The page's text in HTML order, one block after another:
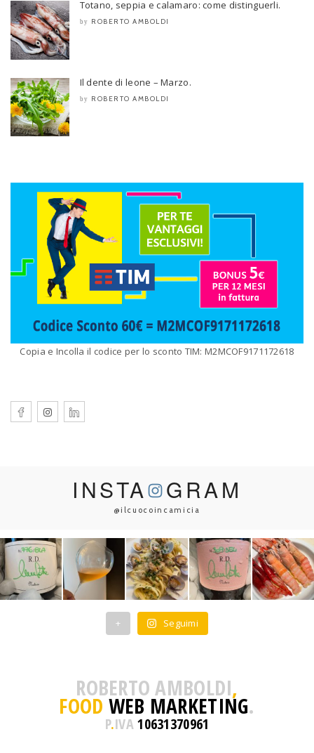
Totano, seppia e calamaro: come distinguerli.
by ROBERTO AMBOLDI
Il dente di leone – Marzo.
by ROBERTO AMBOLDI
Copia e Incolla il codice per lo sconto TIM: M2MCOF9171172618
INSTA GRAM
@ilcuocoincamicia
+ Seguimi
ROBERTO AMBOLDI,
FOOD WEB MARKETING.
P.IVA10631370961